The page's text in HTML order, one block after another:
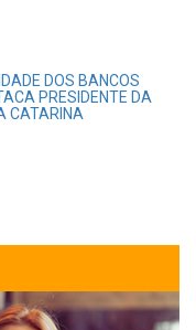
DOS BANCOS
PRESIDENTE DA
CATARINA